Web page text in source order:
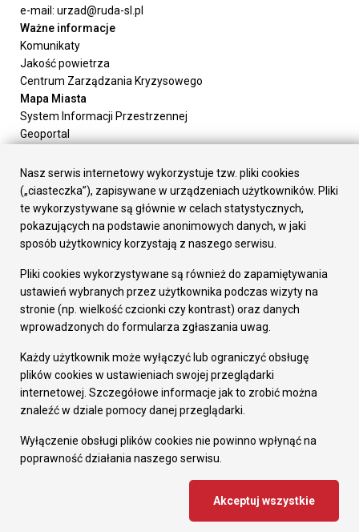
e-mail: urzad@ruda-sl.pl
Ważne informacje
Komunikaty
Jakość powietrza
Centrum Zarządzania Kryzysowego
Mapa Miasta
System Informacji Przestrzennej
Geoportal
Załatw sprawę
Prezydent Miasta
Rada Miasta
Wydziały
Elektroniczna Skrzynka Podawcza
Gospodarka
Fundusze europejskie
Środki krajowe
Oferty inwestycyjne
Pozostałe
Deklaracja dostępności
Dane osobowe
Dodaj opinię o witrynie
Nasz serwis internetowy wykorzystuje tzw. pliki cookies
(„ciasteczka”), zapisywane w urządzeniach użytkowników. Pliki
te wykorzystywane są głównie w celach statystycznych,
pokazujących na podstawie anonimowych danych, w jaki
sposób użytkownicy korzystają z naszego serwisu.
Pliki cookies wykorzystywane są również do zapamiętywania
ustawień wybranych przez użytkownika podczas wizyty na
stronie (np. wielkość czcionki czy kontrast) oraz danych
wprowadzonych do formularza zgłaszania uwag.
Każdy użytkownik może wyłączyć lub ograniczyć obsługę
plików cookies w ustawieniach swojej przeglądarki
internetowej. Szczegółowe informacje jak to zrobić można
znaleźć w dziale pomocy danej przeglądarki.
Wyłączenie obsługi plików cookies nie powinno wpłynąć na
poprawność działania naszego serwisu.
Akceptuj wszystkie